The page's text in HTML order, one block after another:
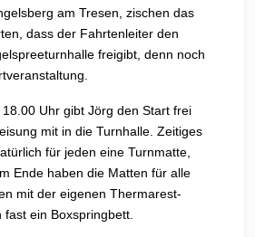
am Tresen, zischen das
dass der Fahrtenleiter den
freigibt, denn noch
Uhr gibt Jörg den Start frei
mit in die Turnhalle. Zeitiges
für jeden eine Turnmatte,
Ende haben die Matten für alle
mit der eigenen Thermarest-
ein Boxspringbett.